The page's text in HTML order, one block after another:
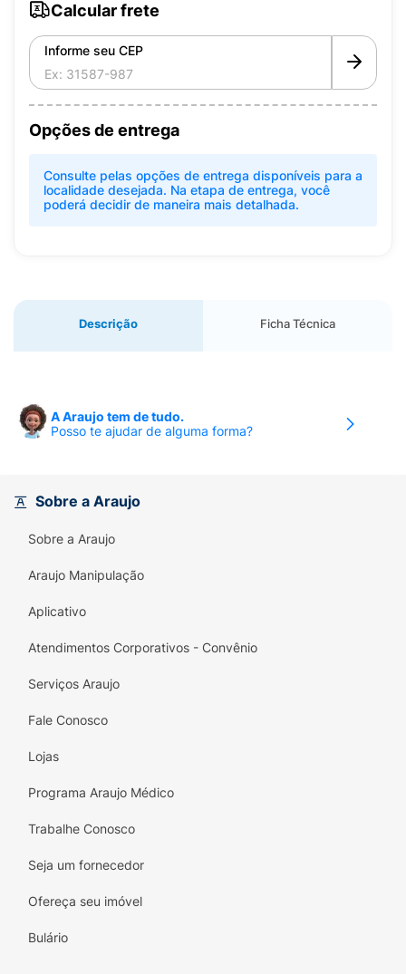
Calcular frete
Informe seu CEP
Opções de entrega
Consulte pelas opções de entrega disponíveis para a
localidade desejada. Na etapa de entrega, você
poderá decidir de maneira mais detalhada.
Descrição Ficha Técnica
A Araujo tem de tudo.
Posso te ajudar de alguma forma?
Sobre a Araujo
Sobre a Araujo
Araujo Manipulação
Aplicativo
Atendimentos Corporativos - Convênio
Serviços Araujo
Fale Conosco
Lojas
Programa Araujo Médico
Trabalhe Conosco
Seja um fornecedor
Ofereça seu imóvel
Bulário